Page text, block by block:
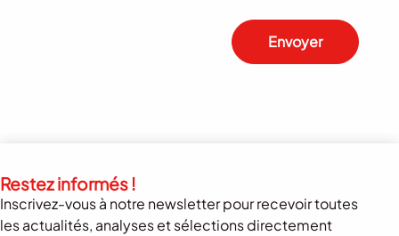
Envoyer
Restez informés !
Inscrivez-vous à notre newsletter pour recevoir toutes
les actualités, analyses et sélections directement